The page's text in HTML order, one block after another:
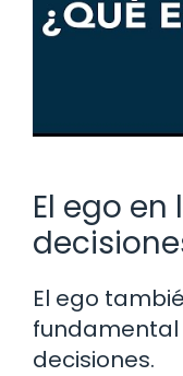
El ego
El ego
decisiones.